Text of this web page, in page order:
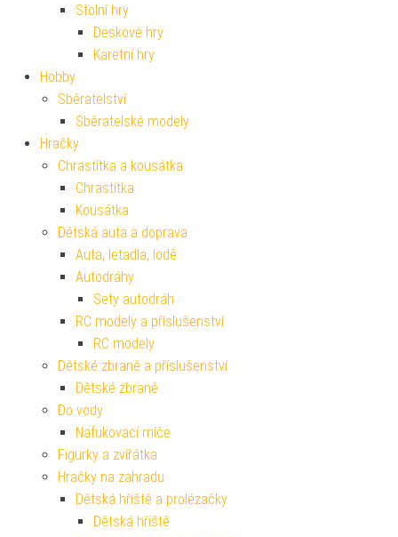
Stolní hry
Deskové hry
Karetní hry
Hobby
Sběratelství
Sběratelské modely
Hračky
Chrastítka a kousátka
Chrastítka
Kousátka
Dětská auta a doprava
Auta, letadla, lodě
Autodráhy
Sety autodráh
RC modely a příslušenství
RC modely
Dětské zbraně a příslušenství
Dětské zbraně
Do vody
Nafukovací míče
Figurky a zvířátka
Hračky na zahradu
Dětská hřiště a prolézačky
Dětská hřiště